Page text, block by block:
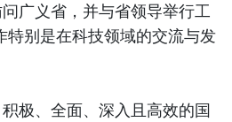
广义省，并与省领导举行工
特别是在科技领域的交流与发
极、全面、深入且高效的国